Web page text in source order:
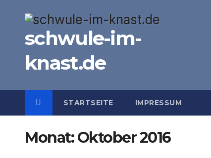
springenschwule-im-
knast.de
STARTSEITE IMPRESSUM
Monat:Oktober 2016